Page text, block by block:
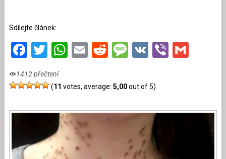
Sdílejte článek:
Facebook
Twitter
WhatsApp
EmailRedditMessage
VKViber
1412 přečtení
(11 votes, average: 5,00out of 5)